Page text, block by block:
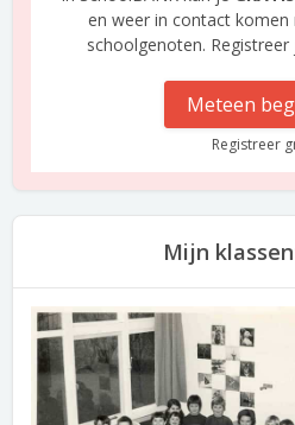
en weer in contact
schoolgenoten.
Meteen
Registreer
Mijn